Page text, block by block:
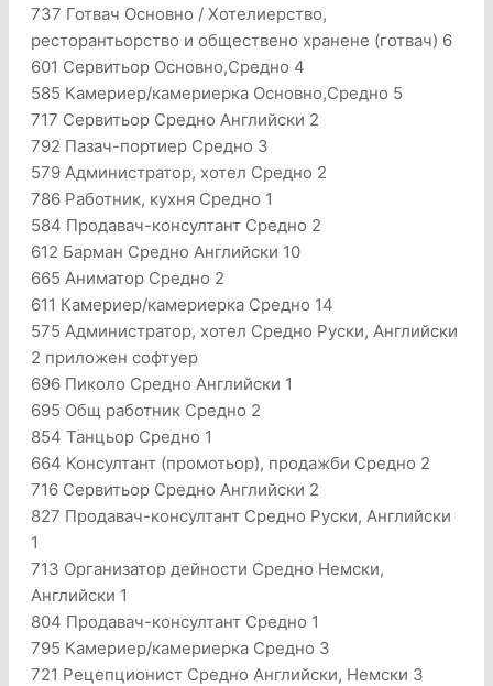
737 Готвач Основно / Хотелиерство,
ресторантьорство и обществено хранене (готвач) 6
601 Сервитьор Основно,Средно 4
585 Камериер/камериерка Основно,Средно 5
717 Сервитьор Средно Английски 2
792 Пазач-портиер Средно 3
579 Администратор, хотел Средно 2
786 Работник, кухня Средно 1
584 Продавач-консултант Средно 2
612 Барман Средно Английски 10
665 Аниматор Средно 2
611 Камериер/камериерка Средно 14
575 Администратор, хотел Средно Руски, Английски
2 приложен софтуер
696 Пиколо Средно Английски 1
695 Общ работник Средно 2
854 Танцьор Средно 1
664 Консултант (промотьор), продажби Средно 2
716 Сервитьор Средно Английски 2
827 Продавач-консултант Средно Руски, Английски
1
713 Организатор дейности Средно Немски,
Английски 1
804 Продавач-консултант Средно 1
795 Камериер/камериерка Средно 3
721 Рецепционист Средно Английски, Немски 3